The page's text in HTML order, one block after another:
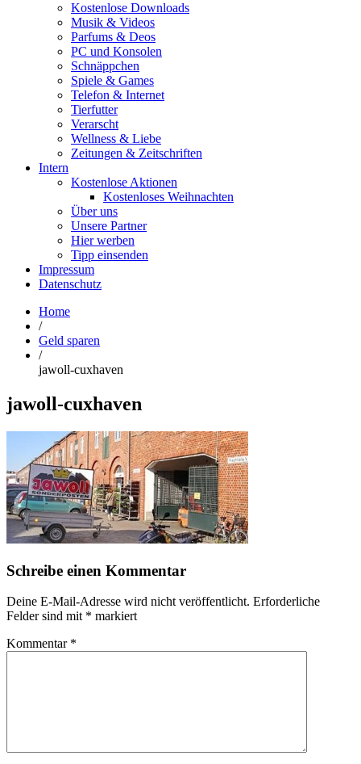
Kostenlose Downloads
Musik & Videos
Parfums & Deos
PC und Konsolen
Schnäppchen
Spiele & Games
Telefon & Internet
Tierfutter
Verarscht
Wellness & Liebe
Zeitungen & Zeitschriften
Intern
Kostenlose Aktionen
Kostenloses Weihnachten
Über uns
Unsere Partner
Hier werben
Tipp einsenden
Impressum
Datenschutz
Home
/
Geld sparen
/
jawoll-cuxhaven
jawoll-cuxhaven
Schreibe einen Kommentar
Deine E-Mail-Adresse wird nicht veröffentlicht. Erforderliche
Felder sind mit * markiert
Kommentar *